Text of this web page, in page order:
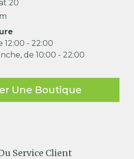
20
12:00 - 22:00
de 10:00 - 22:00
Une Boutique
Service Client